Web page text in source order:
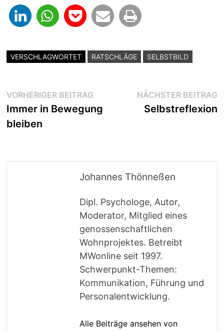
VERSCHLAGWORTET RATSCHLÄGE SELBSTBILD
Beitragsnavigation
VORHERIGER BEITRAG Vorheriger
Beitrag:
Immer in Bewegung
bleiben
NÄCHSTER BEITRAG
Selbstreflexion
Johannes Thönneßen
Dipl. Psychologe, Autor,
Moderator, Mitglied eines
genossenschaftlichen
Wohnprojektes. Betreibt
MWonline seit 1997.
Schwerpunkt-Themen:
Kommunikation, Führung und
Personalentwicklung.
Alle Beiträge ansehen von